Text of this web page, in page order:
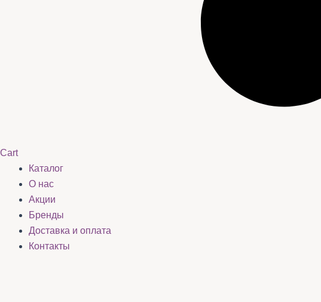
Cart
Каталог
О нас
Акции
Бренды
Доставка и оплата
Контакты